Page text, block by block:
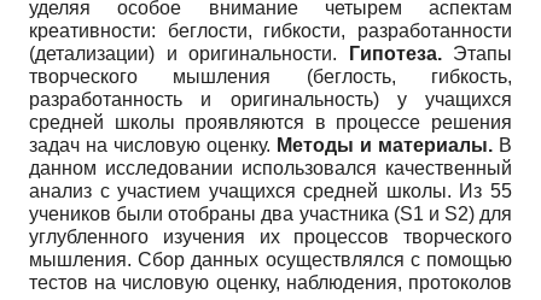
уделяя особое внимание четырем аспектам
креативности: беглости, гибкости, разработанности
(детализации) и оригинальности.
Гипотеза.Этапы
творческого мышления (беглость, гибкость,
разработанность и оригинальность) у учащихся
средней школы проявляются в процессе решения
задач на числовую оценку. Методы и материалы. В
данном исследовании использовался качественный
анализ с участием учащихся средней школы. Из 55
учеников были отобраны два участника (S1 и S2) для
углубленного изучения их процессов творческого
мышления. Сбор данных осуществлялся с помощью
тестов на числовую оценку, наблюдения, протоколов